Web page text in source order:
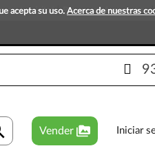
acepta su uso. Acerca de nuestras
tu visita! Preguntas frecuentes
Vender perm_media Iniciar